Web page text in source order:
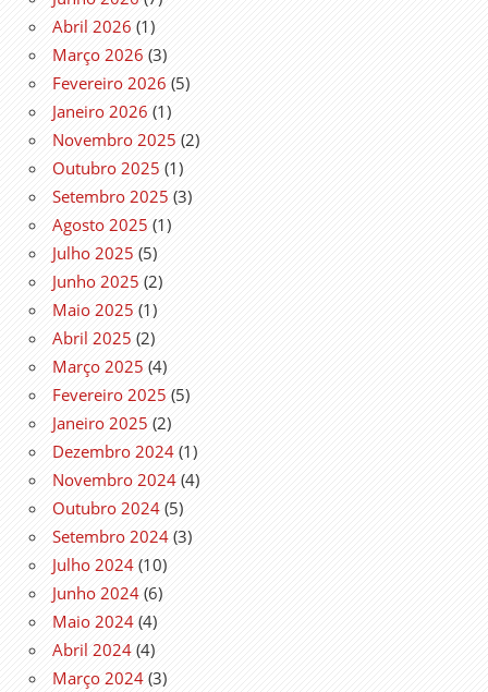
Abril 2026 (1)
Março 2026 (3)
Fevereiro 2026 (5)
Janeiro 2026 (1)
Novembro 2025 (2)
Outubro 2025 (1)
Setembro 2025 (3)
Agosto 2025 (1)
Julho 2025 (5)
Junho 2025 (2)
Maio 2025 (1)
Abril 2025 (2)
Março 2025 (4)
Fevereiro 2025 (5)
Janeiro 2025 (2)
Dezembro 2024 (1)
Novembro 2024 (4)
Outubro 2024 (5)
Setembro 2024 (3)
Julho 2024 (10)
Junho 2024 (6)
Maio 2024 (4)
Abril 2024 (4)
Março 2024 (3)